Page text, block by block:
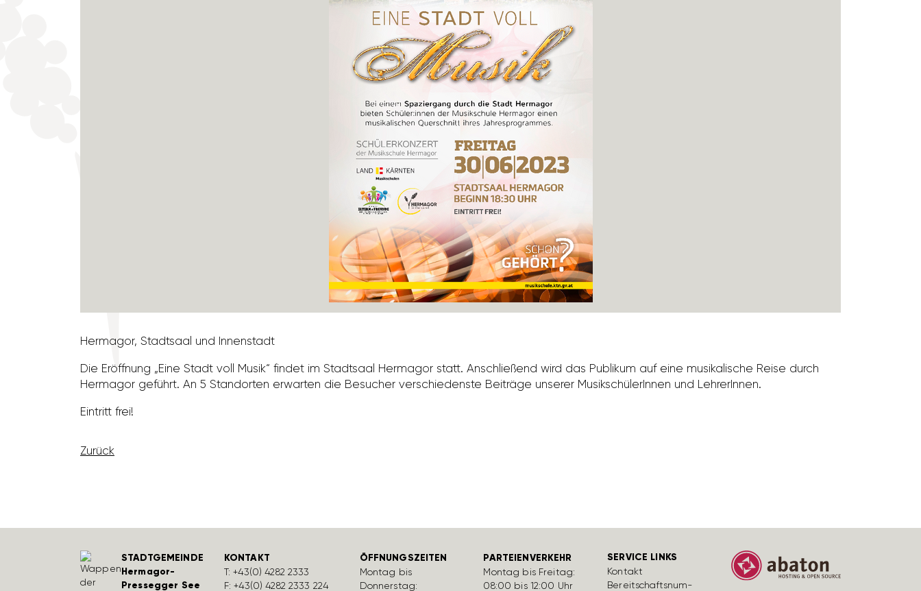
Hermagor, Stadt­saal und Innen­stadt
Die Eröff­nung „Eine Stadt voll Musik“ findet im Stadt­saal Hermagor statt. Anschlie­ßend wird das Publikum auf eine musi­ka­li­sche Reise durch
Hermagor geführt. An 5 Stand­orten erwarten die Besu­cher verschie­denste Beiträge unserer Musik­schü­le­rInnen und Lehre­rInnen.
Eintritt frei!
Zurück
STADTGEMEINDE
Hermagor-
Pressegger See
KONTAKT
T:+43(0) 4282 2333
F: +43(0) 4282 2333 224
ÖFFNUNGSZEITEN
Montag bis
Donnerstag:
PARTEIENVERKEHR
Montag bis Freitag:
08:00 bis 12:00 Uhr
SERVICE LINKS
Kontakt
Bereit­schafts­num­